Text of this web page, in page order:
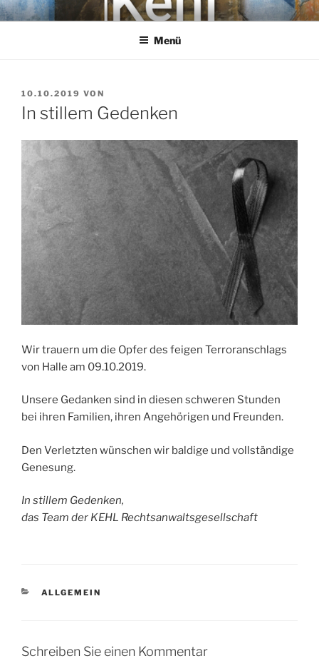
Zum
InhaltKEHL
Rechtsanwaltsgesellschaft mbH
Menü
VERÖFFENTLICHT
AM
10.10.2019 VON
In stillem Gedenken
Wir trauern um die Opfer des feigen Terroranschlags
von Halle am 09.10.2019.
Unsere Gedanken sind in diesen schweren Stunden
bei ihren Familien, ihren Angehörigen und Freunden.
Den Verletzten wünschen wir baldige und vollständige
Genesung.
In stillem Gedenken,
das Team der KEHL Rechtsanwaltsgesellschaft
KATEGORIEN
ALLGEMEIN
Schreiben Sie einen Kommentar